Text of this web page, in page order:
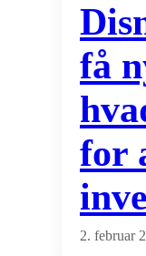
få
for
2. februar